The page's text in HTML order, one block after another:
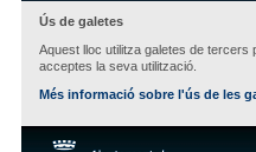
Ús de galetes
Aquest lloc utilitza galetes de
acceptes la seva utilització.
Més informació sobre l'ús de les